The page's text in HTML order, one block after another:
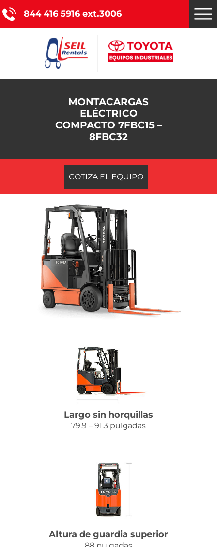
844 416 5916 ext.3006
Promociones
MONTACARGAS
ELÉCTRICO
COMPACTO 7FBC15 –
8FBC32
COTIZA EL EQUIPO
Largo sin horquillas
79.9 – 91.3 pulgadas
Altura de guardia superior